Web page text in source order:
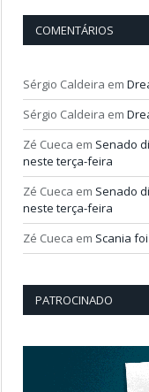
COMENTÁRIOS
Sérgio Caldeira em
Sérgio Caldeira em
Zé Cueca em Senado
neste terça-feira
Zé Cueca em Senado
neste terça-feira
Zé Cueca em Scania
PATROCINADO